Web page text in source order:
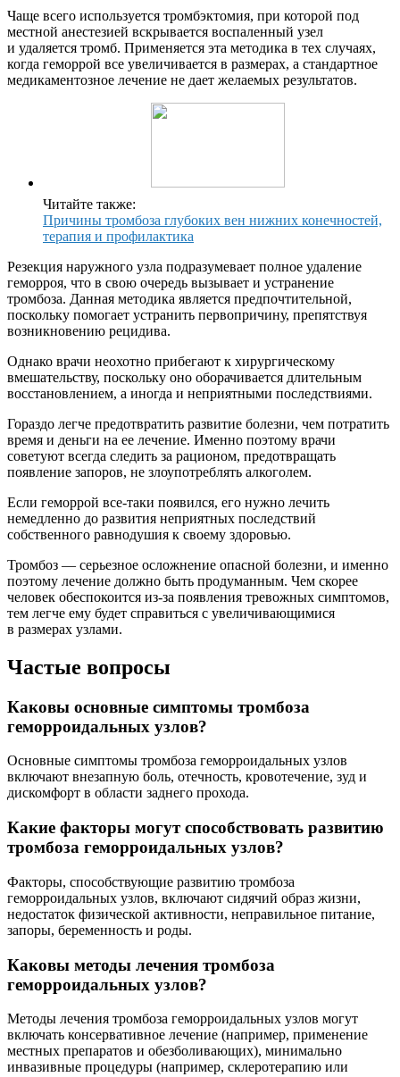
Чаще всего используется тромбэктомия, при которой под
местной анестезией вскрывается воспаленный узел
и удаляется тромб. Применяется эта методика в тех случаях,
когда геморрой все увеличивается в размерах, а стандартное
медикаментозное лечение не дает желаемых результатов.
Читайте также:
Причины тромбоза глубоких вен нижних конечностей,
терапия и профилактика
Резекция наружного узла подразумевает полное удаление
геморроя, что в свою очередь вызывает и устранение
тромбоза. Данная методика является предпочтительной,
поскольку помогает устранить первопричину, препятствуя
возникновению рецидива.
Однако врачи неохотно прибегают к хирургическому
вмешательству, поскольку оно оборачивается длительным
восстановлением, а иногда и неприятными последствиями.
Гораздо легче предотвратить развитие болезни, чем потратить
время и деньги на ее лечение. Именно поэтому врачи
советуют всегда следить за рационом, предотвращать
появление запоров, не злоупотреблять алкоголем.
Если геморрой все-таки появился, его нужно лечить
немедленно до развития неприятных последствий
собственного равнодушия к своему здоровью.
Тромбоз — серьезное осложнение опасной болезни, и именно
поэтому лечение должно быть продуманным. Чем скорее
человек обеспокоится из-за появления тревожных симптомов,
тем легче ему будет справиться с увеличивающимися
в размерах узлами.
Частые вопросы
Каковы основные симптомы тромбоза
геморроидальных узлов?
Основные симптомы тромбоза геморроидальных узлов
включают внезапную боль, отечность, кровотечение, зуд и
дискомфорт в области заднего прохода.
Какие факторы могут способствовать развитию
тромбоза геморроидальных узлов?
Факторы, способствующие развитию тромбоза
геморроидальных узлов, включают сидячий образ жизни,
недостаток физической активности, неправильное питание,
запоры, беременность и роды.
Каковы методы лечения тромбоза
геморроидальных узлов?
Методы лечения тромбоза геморроидальных узлов могут
включать консервативное лечение (например, применение
местных препаратов и обезболивающих), минимально
инвазивные процедуры (например, склеротерапию или